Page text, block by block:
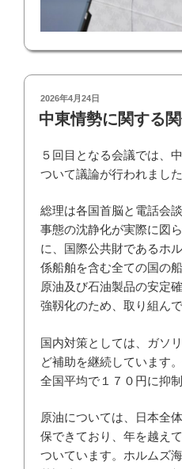
投
稿
日:
2026年4月24日
中東情勢に関する
５回目となる会議では、
ついて議論が行われました
総理は各国首脳と電話会
事態の沈静化が実際に図
に、国際公共財であるホ
係船舶を含む全ての国の
原油及び石油製品の安定
強靱化のため、取り組んで
国内対策としては、ガソ
ど補助を継続しています
全国平均で１７０円に抑
原油については、日本全
保できており、年を越え
ついています。ホルムズ